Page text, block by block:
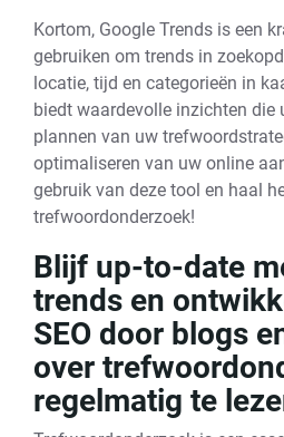
Kortom, Google Trends is een
gebruiken om trends in
locatie, tijd en categorieën in
biedt waardevolle inzichten die
plannen van uw
optimaliseren van uw online
gebruik van deze tool en haal
trefwoordonderzoek!
Blijf up-to-date
trends en
SEO door blogs
over
regelmatig te